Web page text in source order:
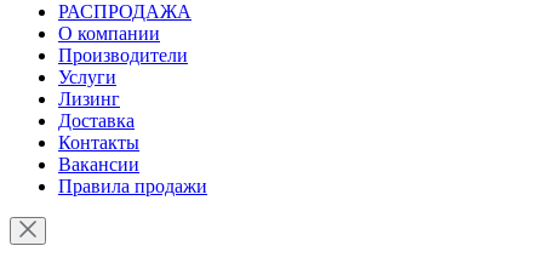
РАСПРОДАЖА
О компании
Производители
Услуги
Лизинг
Доставка
Контакты
Вакансии
Правила продажи